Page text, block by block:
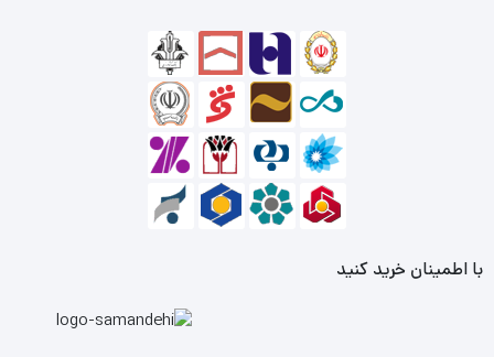
با اطمینان خرید کنید